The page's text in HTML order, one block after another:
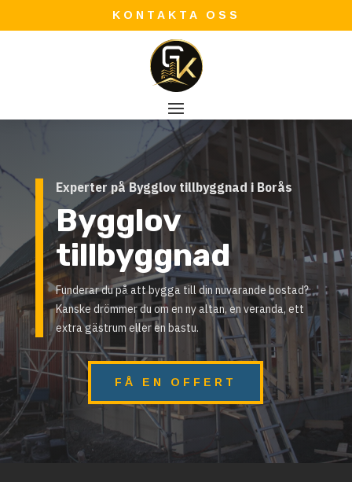
KONTAKTA OSS
Experter på Bygglov tillbyggnad i Borås
Bygglov
tillbyggnad
Funderar du på att bygga till din nuvarande bostad?
Kanske drömmer du om en ny altan, en veranda, ett
extra gästrum eller en bastu.
FÅ EN OFFERT